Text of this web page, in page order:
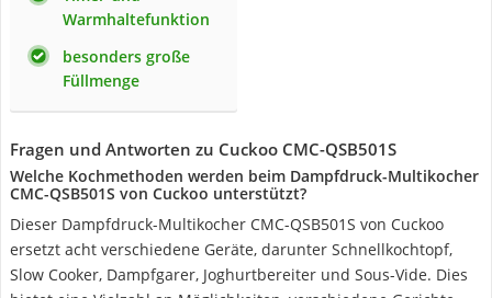
Warmhaltefunktion
besonders große
Füllmenge
Fragen und Antworten zu Cuckoo CMC-QSB501S
Welche Kochmethoden werden beim Dampfdruck-Multikocher
CMC-QSB501S von Cuckoo unterstützt?
Dieser Dampfdruck-Multikocher CMC-QSB501S von Cuckoo
ersetzt acht verschiedene Geräte, darunter Schnellkochtopf,
Slow Cooker, Dampfgarer, Joghurtbereiter und Sous-Vide. Dies